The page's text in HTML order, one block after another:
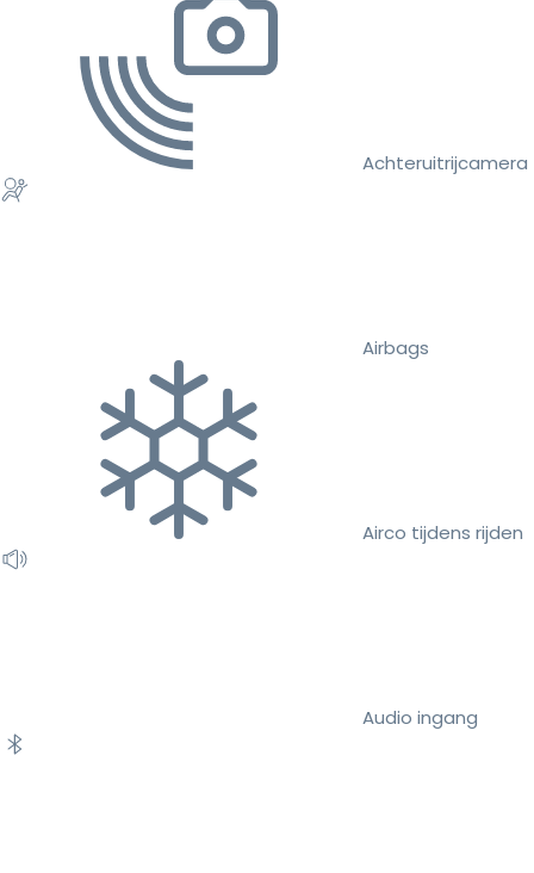
Achteruitrijcamera
Airbags
Airco tijdens rijden
Audio ingang